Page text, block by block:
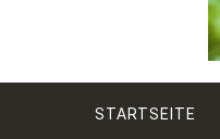
STARTSEITE